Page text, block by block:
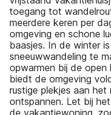
toegang tot
meerdere keren per
omgeving en schone
baasjes. In de winter
sneeuwwandeling te
opwarmen bij de
biedt de omgeving
rustige plekjes aan het
ontspannen. Let bij